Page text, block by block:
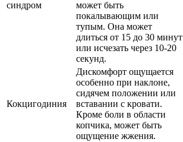
синдром
может быть
покалывающим или
тупым. Она может
длиться от 15 до 30 минут
или исчезать через 10-20
секунд.
Кокцигодиния
Дискомфорт ощущается
особенно при наклоне,
сидячем положении или
вставании с кровати.
Кроме боли в области
копчика, может быть
ощущение жжения.